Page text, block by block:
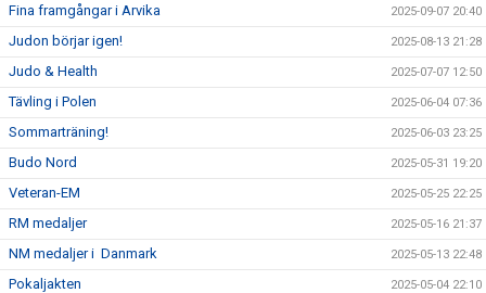
Fina framgångar i Arvika 2025-09-07 20:40
Judon börjar igen! 2025-08-13 21:28
Judo & Health 2025-07-07 12:50
Tävling i Polen 2025-06-04 07:36
Sommarträning! 2025-06-03 23:25
Budo Nord 2025-05-31 19:20
Veteran-EM 2025-05-25 22:25
RM medaljer 2025-05-16 21:37
NM medaljer i Danmark 2025-05-13 22:48
Pokaljakten 2025-05-04 22:10